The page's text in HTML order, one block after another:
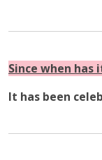
Since when has
It has been